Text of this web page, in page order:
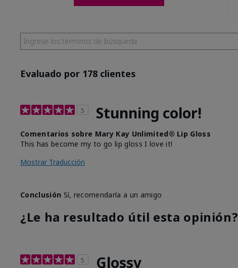
Evaluado por 178 clientes
5 Stunning color!
Comentarios sobre Mary Kay Unlimited® Lip Gloss
This has become my to go lip gloss I love it!
Mostrar Traducción
Conclusión Sí, recomendaría a un amigo
¿Le ha resultado útil esta opinión?
5 Glossy